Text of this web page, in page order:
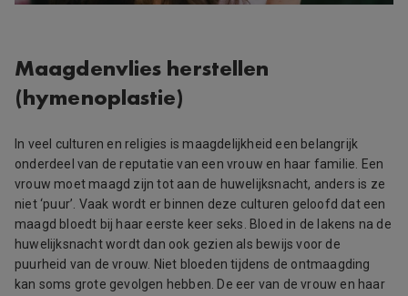
Maagdenvlies herstellen
(hymenoplastie)
In veel culturen en religies is maagdelijkheid een belangrijk
onderdeel van de reputatie van een vrouw en haar familie. Een
vrouw moet maagd zijn tot aan de huwelijksnacht, anders is ze
niet ‘puur’. Vaak wordt er binnen deze culturen geloofd dat een
maagd bloedt bij haar eerste keer seks. Bloed in de lakens na de
huwelijksnacht wordt dan ook gezien als bewijs voor de
puurheid van de vrouw. Niet bloeden tijdens de ontmaagding
kan soms grote gevolgen hebben. De eer van de vrouw en haar